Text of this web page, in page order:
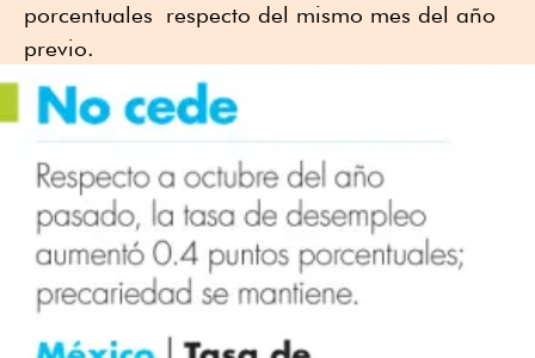
porcentuales respecto del mismo mes del año
previo.